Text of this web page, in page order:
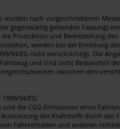
wurden nach vorgeschriebenen
gegenwärtig geltenden Fassung)
Produktion und Bereitstellung des
werden bei der Emittlung
94/EG nicht berücksichtigt. Die
und sind nicht Bestandteil
zwischen den
94/EG:
die CO2-Emissionen eines
des Kraftstoffs durch das
Fahrverhalten und anderen